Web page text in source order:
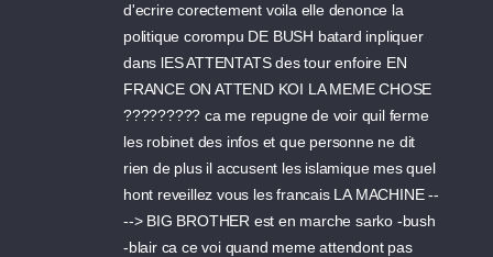
d'ecrire corectement voila elle denonce la
politique corompu DE BUSH batard inpliquer
dans lES ATTENTATS des tour enfoire EN
FRANCE ON ATTEND KOI LA MEME CHOSE
????????? ca me repugne de voir quil ferme
les robinet des infos et que personne ne dit
rien de plus il accusent les islamique mes quel
hont reveillez vous les francais LA MACHINE --
--> BIG BROTHER est en marche sarko -bush
-blair ca ce voi quand meme attendont pas